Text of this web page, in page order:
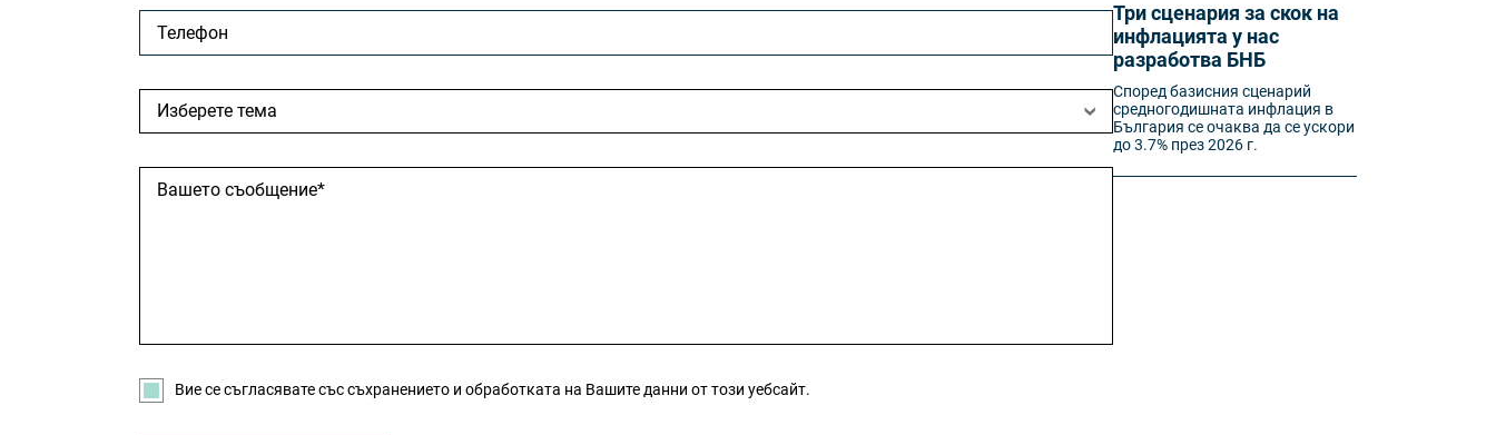
Вие се съгласявате със съхранението и обработката на Вашите данни от този уебсайт.
Три сценария за скок на
инфлацията у нас
разработва БНБ
Според базисния сценарий
средногодишната инфлация в
България се очаква да се ускори
до 3.7% през 2026 г.